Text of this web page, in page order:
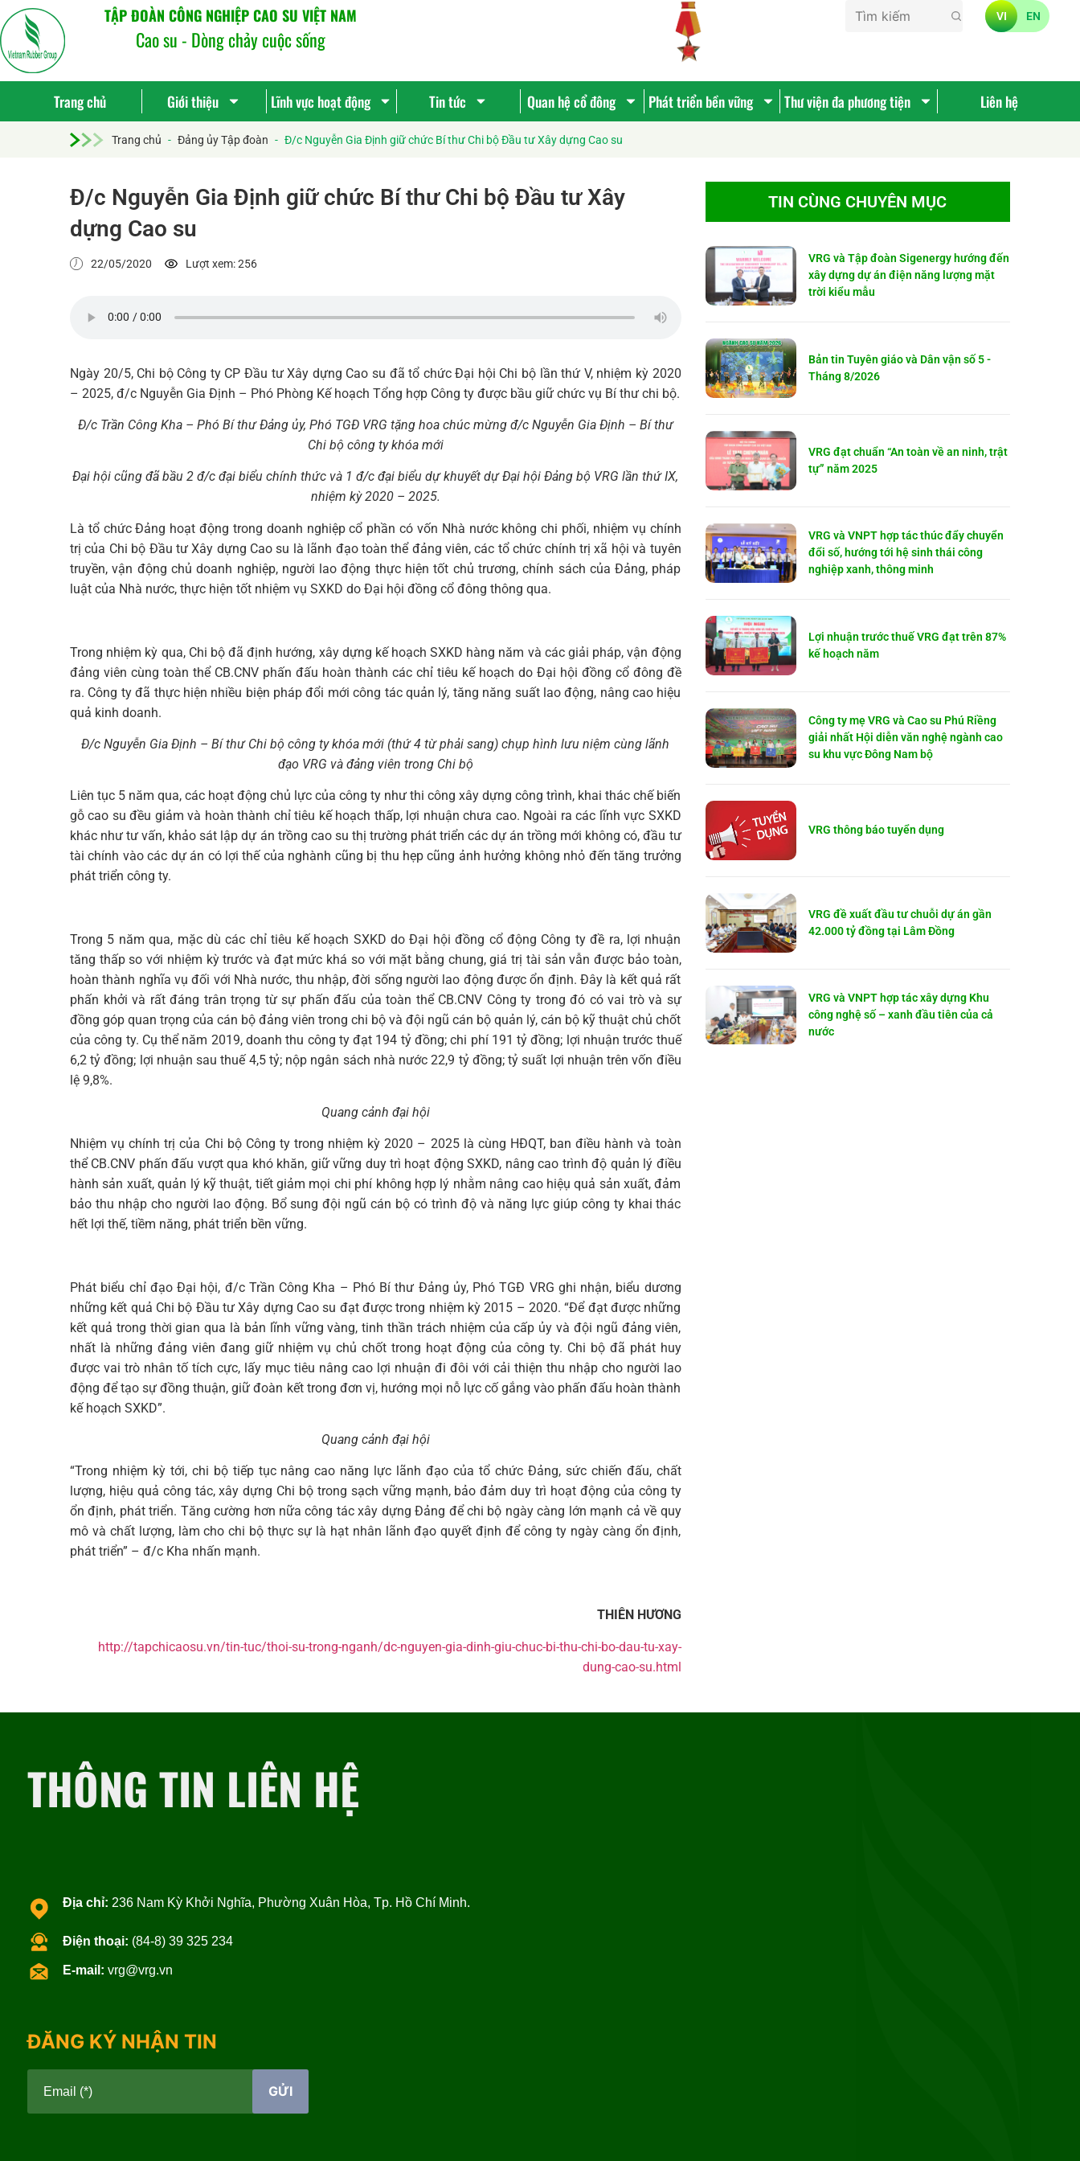
TẬP ĐOÀN CÔNG NGHIỆP CAO SU VIỆT NAM
Cao su - Dòng chảy cuộc sống
VI EN
Trang chủ Giới thiệu Lĩnh vực hoạt động Tin tức Quan hệ cổ đông Phát triển bền vững Thư viện đa phương tiện Liên hệ
Trang chủ - Đảng ủy Tập đoàn - Đ/c Nguyễn Gia Định giữ chức Bí thư Chi bộ Đầu tư Xây dựng Cao su
Đ/c Nguyễn Gia Định giữ chức Bí thư Chi bộ Đầu tư Xây
dựng Cao su
22/05/2020 Lượt xem: 256
Ngày 20/5, Chi bộ Công ty CP Đầu tư Xây dựng Cao su đã tổ chức Đại hội Chi bộ lần thứ V, nhiệm kỳ 2020
– 2025, đ/c Nguyễn Gia Định – Phó Phòng Kế hoạch Tổng hợp Công ty được bầu giữ chức vụ Bí thư chi bộ.
Đ/c Trần Công Kha – Phó Bí thư Đảng ủy, Phó TGĐ VRG tặng hoa chúc mừng đ/c Nguyễn Gia Định – Bí thư
Chi bộ công ty khóa mới
Đại hội cũng đã bầu 2 đ/c đại biểu chính thức và 1 đ/c đại biểu dự khuyết dự Đại hội Đảng bộ VRG lần thứ IX,
nhiệm kỳ 2020 – 2025.
Là tổ chức Đảng hoạt động trong doanh nghiệp cổ phần có vốn Nhà nước không chi phối, nhiệm vụ chính
trị của Chi bộ Đầu tư Xây dựng Cao su là lãnh đạo toàn thể đảng viên, các tổ chức chính trị xã hội và tuyên
truyền, vận động chủ doanh nghiệp, người lao động thực hiện tốt chủ trương, chính sách của Đảng, pháp
luật của Nhà nước, thực hiện tốt nhiệm vụ SXKD do Đại hội đồng cổ đông thông qua.
Trong nhiệm kỳ qua, Chi bộ đã định hướng, xây dựng kế hoạch SXKD hàng năm và các giải pháp, vận động
đảng viên cùng toàn thể CB.CNV phấn đấu hoàn thành các chỉ tiêu kế hoạch do Đại hội đồng cổ đông đề
ra. Công ty đã thực hiện nhiều biện pháp đổi mới công tác quản lý, tăng năng suất lao động, nâng cao hiệu
quả kinh doanh.
Đ/c Nguyễn Gia Định – Bí thư Chi bộ công ty khóa mới (thứ 4 từ phải sang) chụp hình lưu niệm cùng lãnh
đạo VRG và đảng viên trong Chi bộ
Liên tục 5 năm qua, các hoạt động chủ lực của công ty như thi công xây dựng công trình, khai thác chế biến
gỗ cao su đều giảm và hoàn thành chỉ tiêu kế hoạch thấp, lợi nhuận chưa cao. Ngoài ra các lĩnh vực SXKD
khác như tư vấn, khảo sát lập dự án trồng cao su thị trường phát triển các dự án trồng mới không có, đầu tư
tài chính vào các dự án có lợi thế của nghành cũng bị thu hẹp cũng ảnh hưởng không nhỏ đến tăng trưởng
phát triển công ty.
Trong 5 năm qua, mặc dù các chỉ tiêu kế hoạch SXKD do Đại hội đồng cổ động Công ty đề ra, lợi nhuận
tăng thấp so với nhiệm kỳ trước và đạt mức khá so với mặt bằng chung, giá trị tài sản vẫn được bảo toàn,
hoàn thành nghĩa vụ đối với Nhà nước, thu nhập, đời sống người lao động được ổn định. Đây là kết quả rất
phấn khởi và rất đáng trân trọng từ sự phấn đấu của toàn thể CB.CNV Công ty trong đó có vai trò và sự
đồng góp quan trọng của cán bộ đảng viên trong chi bộ và đội ngũ cán bộ quản lý, cán bộ kỹ thuật chủ chốt
của công ty. Cụ thể năm 2019, doanh thu công ty đạt 194 tỷ đồng; chi phí 191 tỷ đồng; lợi nhuận trước thuế
6,2 tỷ đồng; lợi nhuận sau thuế 4,5 tỷ; nộp ngân sách nhà nước 22,9 tỷ đồng; tỷ suất lợi nhuận trên vốn điều
lệ 9,8%.
Quang cảnh đại hội
Nhiệm vụ chính trị của Chi bộ Công ty trong nhiệm kỳ 2020 – 2025 là cùng HĐQT, ban điều hành và toàn
thể CB.CNV phấn đấu vượt qua khó khăn, giữ vững duy trì hoạt động SXKD, nâng cao trình độ quản lý điều
hành sản xuất, quản lý kỹ thuật, tiết giảm mọi chi phí không hợp lý nhằm nâng cao hiệụ quả sản xuất, đảm
bảo thu nhập cho người lao động. Bổ sung đội ngũ cán bộ có trình độ và năng lực giúp công ty khai thác
hết lợi thế, tiềm năng, phát triển bền vững.
Phát biểu chỉ đạo Đại hội, đ/c Trần Công Kha – Phó Bí thư Đảng ủy, Phó TGĐ VRG ghi nhận, biểu dương
những kết quả Chi bộ Đầu tư Xây dựng Cao su đạt được trong nhiệm kỳ 2015 – 2020. “Để đạt được những
kết quả trong thời gian qua là bản lĩnh vững vàng, tinh thần trách nhiệm của cấp ủy và đội ngũ đảng viên,
nhất là những đảng viên đang giữ nhiệm vụ chủ chốt trong hoạt động của công ty. Chi bộ đã phát huy
được vai trò nhân tố tích cực, lấy mục tiêu nâng cao lợi nhuận đi đôi với cải thiện thu nhập cho người lao
động để tạo sự đồng thuận, giữ đoàn kết trong đơn vị, hướng mọi nỗ lực cố gắng vào phấn đấu hoàn thành
kế hoạch SXKD”.
Quang cảnh đại hội
“Trong nhiệm kỳ tới, chi bộ tiếp tục nâng cao năng lực lãnh đạo của tổ chức Đảng, sức chiến đấu, chất
lượng, hiệu quả công tác, xây dựng Chi bộ trong sạch vững mạnh, bảo đảm duy trì hoạt động của công ty
ổn định, phát triển. Tăng cường hơn nữa công tác xây dựng Đảng để chi bộ ngày càng lớn mạnh cả về quy
mô và chất lượng, làm cho chi bộ thực sự là hạt nhân lãnh đạo quyết định để công ty ngày càng ổn định,
phát triển” – đ/c Kha nhấn mạnh.
THIÊN HƯƠNG
http://tapchicaosu.vn/tin-tuc/thoi-su-trong-nganh/dc-nguyen-gia-dinh-giu-chuc-bi-thu-chi-bo-dau-tu-xay-
dung-cao-su.html
TIN CÙNG CHUYÊN MỤC
VRG và Tập đoàn Sigenergy hướng đến
xây dựng dự án điện năng lượng mặt
trời kiểu mẫu
Bản tin Tuyên giáo và Dân vận số 5 -
Tháng 8/2026
VRG đạt chuẩn “An toàn về an ninh, trật
tự” năm 2025
VRG và VNPT hợp tác thúc đẩy chuyển
đổi số, hướng tới hệ sinh thái công
nghiệp xanh, thông minh
Lợi nhuận trước thuế VRG đạt trên 87%
kế hoạch năm
Công ty mẹ VRG và Cao su Phú Riềng
giải nhất Hội diễn văn nghệ ngành cao
su khu vực Đông Nam bộ
VRG thông báo tuyển dụng
VRG đề xuất đầu tư chuỗi dự án gần
42.000 tỷ đồng tại Lâm Đồng
VRG và VNPT hợp tác xây dựng Khu
công nghệ số – xanh đầu tiên của cả
nước
THÔNG TIN LIÊN HỆ
Địa chỉ: 236 Nam Kỳ Khởi Nghĩa, Phường Xuân Hòa, Tp. Hồ Chí Minh.
Điện thoại: (84-8) 39 325 234
E-mail: vrg@vrg.vn
ĐĂNG KÝ NHẬN TIN
Email (*) GỬI
Tìm